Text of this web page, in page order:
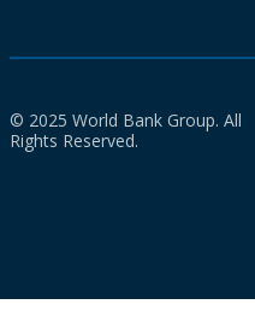
© 2025 World Bank Group. All
Rights Reserved.